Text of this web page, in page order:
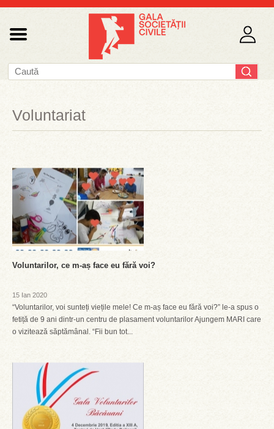
Voluntariat
Voluntarilor, ce m-aș face eu fără voi?
15 Ian 2020
“Voluntarilor, voi sunteți viețile mele! Ce m-aș face eu fără voi?” le-a spus o
fetiță de 9 ani dintr-un centru de plasament voluntarilor Ajungem MARI care
o vizitează săptămânal. “Fii bun tot...